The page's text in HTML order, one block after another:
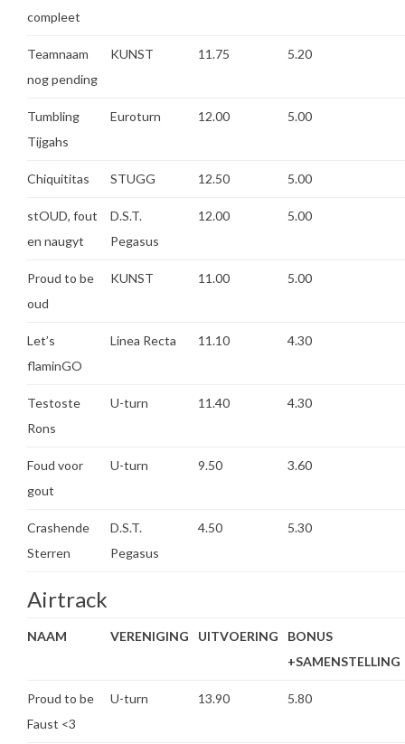
compleet
Teamnaam
nog pending
KUNST 11.75 5.20
Tumbling
Tijgahs
Euroturn 12.00 5.00
Chiquititas STUGG 12.50 5.00
stOUD, fout
en naugyt
D.S.T.
Pegasus
12.00 5.00
Proud to be
oud
KUNST 11.00 5.00
Let’s
flaminGO
Linea Recta 11.10 4.30
Testoste
Rons
U-turn 11.40 4.30
Foud voor
gout
U-turn 9.50 3.60
Crashende
Sterren
D.S.T.
Pegasus
4.50 5.30
Airtrack
NAAM VERENIGING UITVOERING
BONUS
+SAMENSTELLING
Proud to be
Faust <3
U-turn 13.90 5.80